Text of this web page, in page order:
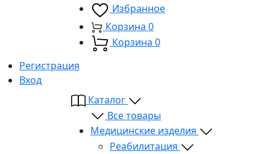
Избранное
Корзина 0
Корзина 0
Регистрация
Вход
Каталог
Все товары
Медицинские изделия
Реабилитация